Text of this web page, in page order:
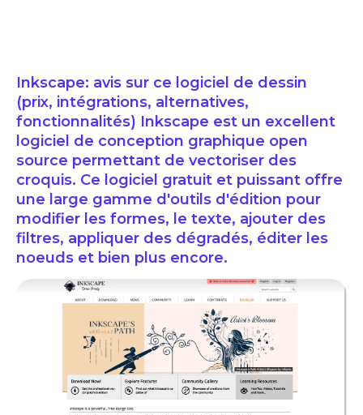
Inkscape: avis sur ce logiciel de dessin
(prix, intégrations, alternatives,
fonctionnalités) Inkscape est un excellent
logiciel de conception graphique open
source permettant de vectoriser des
croquis. Ce logiciel gratuit et puissant offre
une large gamme d'outils d'édition pour
modifier les formes, le texte, ajouter des
filtres, appliquer des dégradés, éditer les
noeuds et bien plus encore.